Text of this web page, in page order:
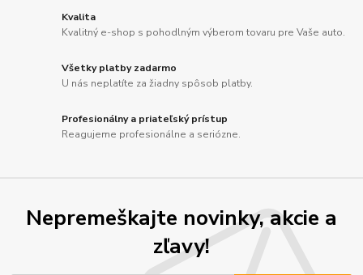
Kvalita
Kvalitný e-shop s pohodlným výberom tovaru pre Vaše auto.
Všetky platby zadarmo
U nás neplatíte za žiadny spôsob platby.
Profesionálny a priateľský prístup
Reagujeme profesionálne a seriózne.
Nepremeškajte novinky, akcie a
zľavy!